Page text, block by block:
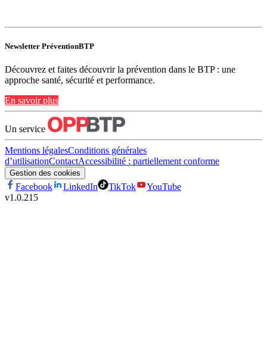
Newsletter PréventionBTP
Découvrez et faites découvrir la prévention dans le BTP : une
approche santé, sécurité et performance.
En savoir plus
Un service
Mentions légalesConditions générales
d’utilisationContactAccessibilité : partiellement conforme
Gestion des cookies
Facebook LinkedIn TikTok
YouTube
v1.0.215